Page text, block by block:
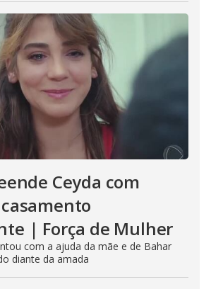
Ceyda com
| Força de Mulher
com a ajuda da mãe e de Bahar
diante da amada